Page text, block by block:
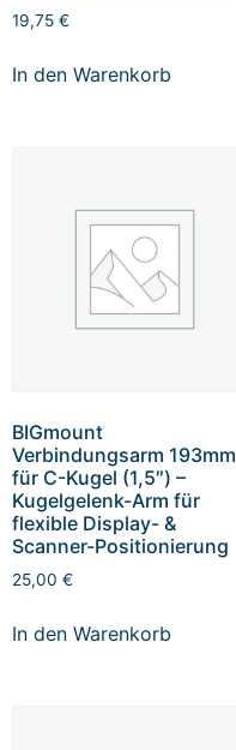
19,75 €
In den Warenkorb
BIGmount
Verbindungsarm 193mm
für C-Kugel (1,5″) –
Kugelgelenk-Arm für
flexible Display- &
Scanner-Positionierung
25,00 €
In den Warenkorb